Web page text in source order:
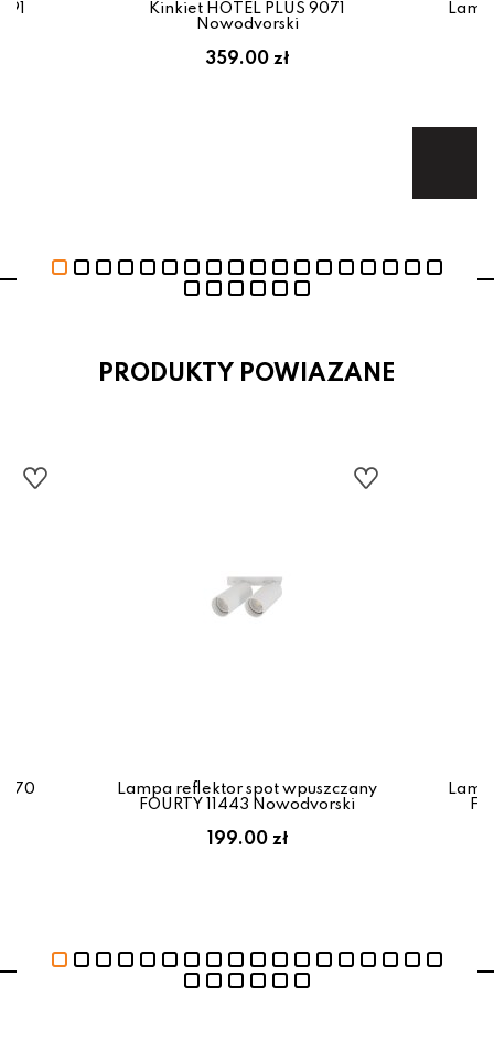
Kinkiet HOTEL PLUS 9071
Nowodvorski
359.00 zł
PRODUKTY POWIAZANE
Lampa reflektor spot wpuszczany
FOURTY 11443 Nowodvorski
199.00 zł